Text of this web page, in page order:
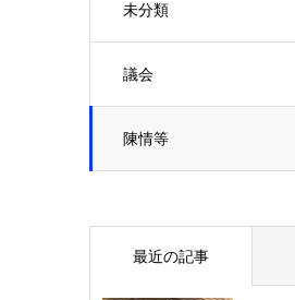
未分類
議会
陳情等
最近の記事